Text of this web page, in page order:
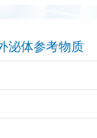
泌体参考物质